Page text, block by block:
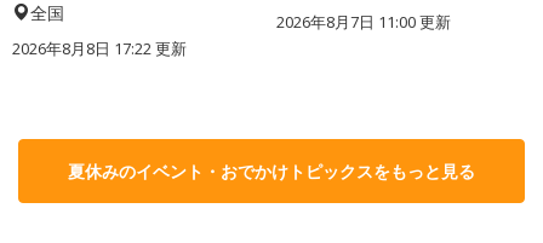
全国
2026年8月8日 17:22更新
2026年8月7日 11:00更新
夏休みのイベント・おでかけトピックスをもっと見る